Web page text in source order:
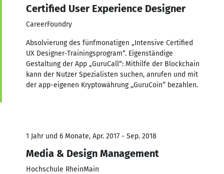
Certified User Experience Designer
CareerFoundry
Absolvierung des fünfmonatigen „Intensive Certified
UX Designer-Trainingsprogram“. Eigenständige
Gestaltung der App „GuruCall“: Mithilfe der Blockchain
kann der Nutzer Spezialisten suchen, anrufen und mit
der app-eigenen Kryptowährung ,,GuruCoin’’ bezahlen.
1 Jahr und 6 Monate, Apr. 2017 - Sep. 2018
Media & Design Management
Hochschule RheinMain